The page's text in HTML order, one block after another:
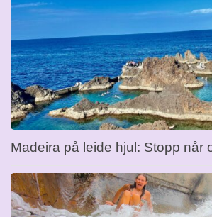
Madeira på leide hjul: Stopp når